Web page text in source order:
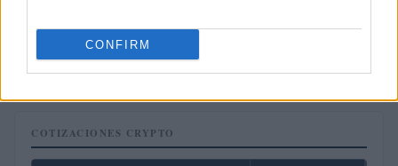
CONFIRM
Lucía Herrera · 10 Ago 2026
COTIZACIONES CRYPTO